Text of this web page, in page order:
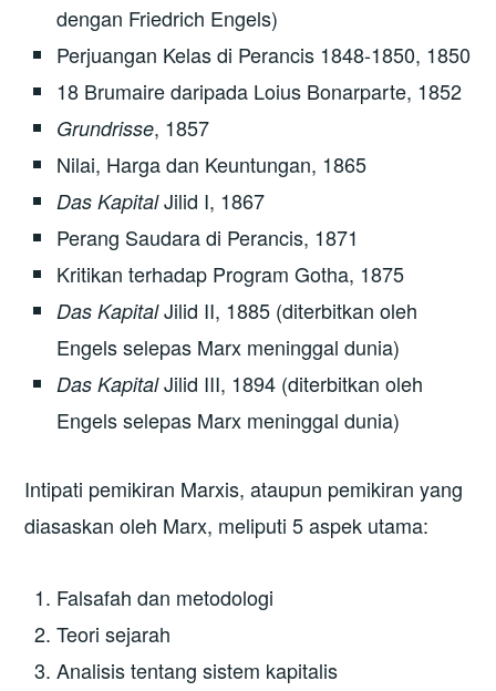
dengan Friedrich Engels)
Perjuangan Kelas di Perancis 1848-1850, 1850
18 Brumaire daripada Loius Bonarparte, 1852
Grundrisse, 1857
Nilai, Harga dan Keuntungan, 1865
Das KapitalJilid I, 1867
Perang Saudara di Perancis, 1871
Kritikan terhadap Program Gotha, 1875
Das KapitalJilid II, 1885 (diterbitkan oleh
Engels selepas Marx meninggal dunia)
Das KapitalJilid III, 1894 (diterbitkan oleh
Engels selepas Marx meninggal dunia)
Intipati pemikiran Marxis, ataupun pemikiran yang
diasaskan oleh Marx, meliputi 5 aspek utama:
Falsafah dan metodologi
Teori sejarah
Analisis tentang sistem kapitalis